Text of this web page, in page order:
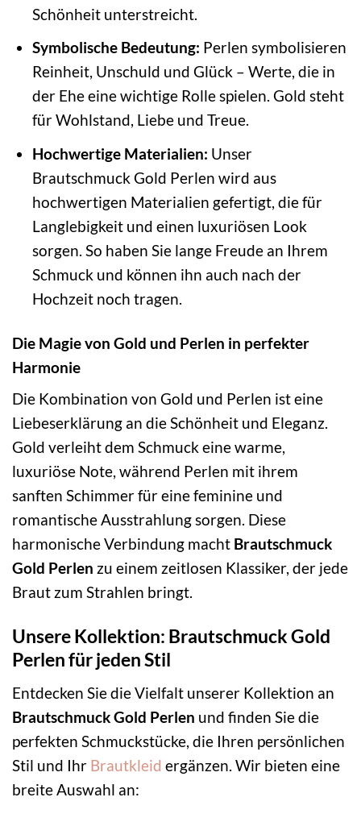
Schönheit unterstreicht.
Symbolische Bedeutung: Perlen symbolisieren
Reinheit, Unschuld und Glück – Werte, die in
der Ehe eine wichtige Rolle spielen. Gold steht
für Wohlstand, Liebe und Treue.
Hochwertige Materialien: Unser
Brautschmuck Gold Perlen wird aus
hochwertigen Materialien gefertigt, die für
Langlebigkeit und einen luxuriösen Look
sorgen. So haben Sie lange Freude an Ihrem
Schmuck und können ihn auch nach der
Hochzeit noch tragen.
Die Magie von Gold und Perlen in perfekter
Harmonie
Die Kombination von Gold und Perlen ist eine
Liebeserklärung an die Schönheit und Eleganz.
Gold verleiht dem Schmuck eine warme,
luxuriöse Note, während Perlen mit ihrem
sanften Schimmer für eine feminine und
romantische Ausstrahlung sorgen. Diese
harmonische Verbindung macht Brautschmuck
Gold Perlen zu einem zeitlosen Klassiker, der jede
Braut zum Strahlen bringt.
Unsere Kollektion: Brautschmuck Gold
Perlen für jeden Stil
Entdecken Sie die Vielfalt unserer Kollektion an
Brautschmuck Gold Perlen und finden Sie die
perfekten Schmuckstücke, die Ihren persönlichen
Stil und Ihr Brautkleid ergänzen. Wir bieten eine
breite Auswahl an: